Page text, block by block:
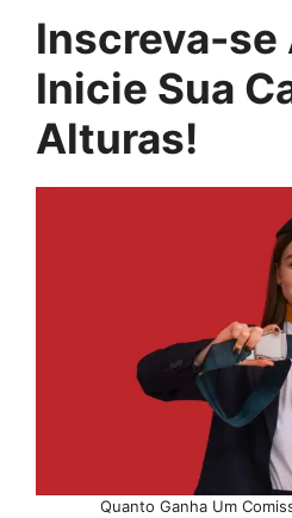
Inscreva-se
Inicie Sua
Alturas!
Quanto Ganha Um